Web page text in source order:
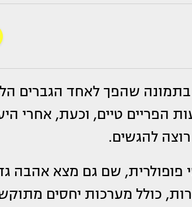
שהפך לאחד הגברים
הפריים טיים, וכעת, אחרי
להגשים.
פופולרית, שם גם מצא אהבה
כולל מערכות יחסים